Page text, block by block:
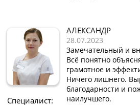
Специалист:
АЛЕКСАНДР
28.07.2023
Замечательный и
Всё понятно
грамотное и
Ничего лишнего.
благодарности и
наилучшего.